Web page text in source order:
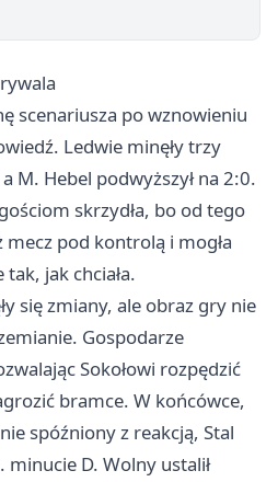
scenariusza po wznowieniu
Ledwie minęły trzy
M. Hebel podwyższył na 2:0.
skrzydła, bo od tego
mecz pod kontrolą i mogła
jak chciała.
się zmiany, ale obraz gry nie
Gospodarze
Sokołowi rozpędzić
bramce. W końcówce,
spóźniony z reakcją, Stal
minucie D. Wolny ustalił